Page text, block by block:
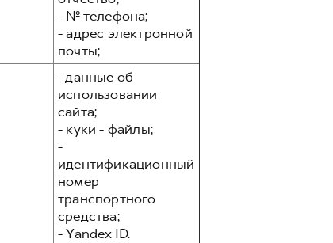
- № телефона;
- адрес электронной
почты;
- данные об
использовании
сайта;
- куки - файлы;
-
идентификационный
номер
транспортного
средства;
- Yandex ID.